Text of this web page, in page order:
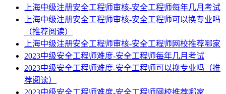
上海中级注册安全工程师审核-安全工程师每年几月考试
上海中级注册安全工程师审核-安全工程师可以换专业吗
（推荐阅读）
上海中级注册安全工程师审核-安全工程师网校推荐哪家
2023中级安全工程师难度-安全工程师每年几月考试
2023中级安全工程师难度-安全工程师可以换专业吗（推
荐阅读）
2023中级安全工程师难度-安全工程师网校推荐哪家